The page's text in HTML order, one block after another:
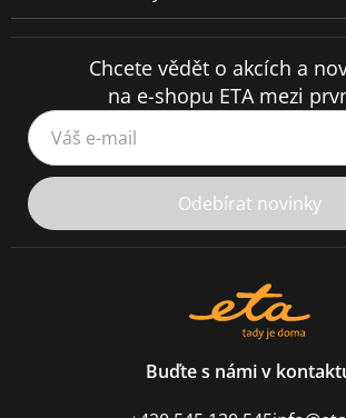
Chcete vědět o akcích a
na e-shopu ETA mezi
Váš e-mail
Odebírat novinky
Buďte s námi v